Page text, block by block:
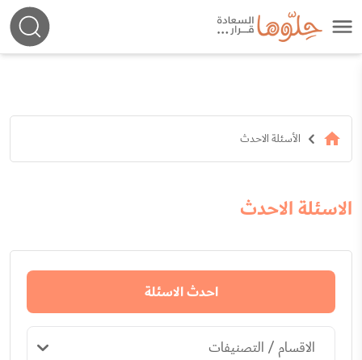
الأسئلة الاحدث
الاسئلة الاحدث
احدث الاسئلة
الاقسام / التصنيفات